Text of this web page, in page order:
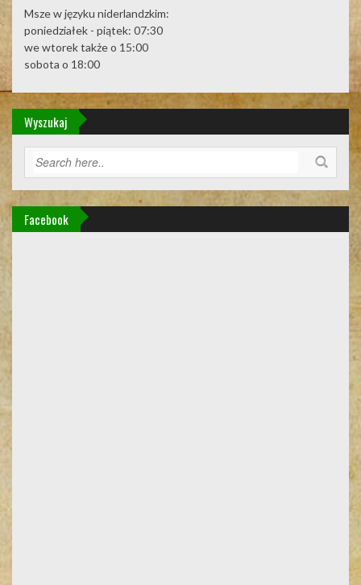
Msze w języku niderlandzkim:
poniedziałek - piątek: 07:30
we wtorek także o 15:00
sobota o 18:00
Wyszukaj
Facebook